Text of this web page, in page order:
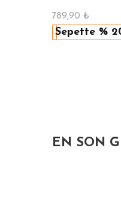
789,90 ₺
Sepette %
EN SON